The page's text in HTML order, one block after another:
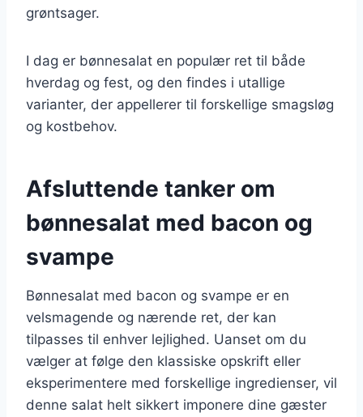
grøntsager.
I dag er bønnesalat en populær ret til både
hverdag og fest, og den findes i utallige
varianter, der appellerer til forskellige smagsløg
og kostbehov.
Afsluttende tanker om
bønnesalat med bacon og
svampe
Bønnesalat med bacon og svampe er en
velsmagende og nærende ret, der kan
tilpasses til enhver lejlighed. Uanset om du
vælger at følge den klassiske opskrift eller
eksperimentere med forskellige ingredienser, vil
denne salat helt sikkert imponere dine gæster